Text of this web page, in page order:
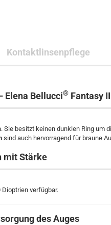
Kontaktlinsenpflege
Elena Bellucci® Fantasy
besitzt keinen dunklen Ring um
sind auch hervorragend für braune
mit Stärke
verfügbar.
des Auges